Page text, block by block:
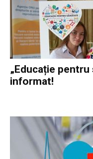
„Educație
informat!